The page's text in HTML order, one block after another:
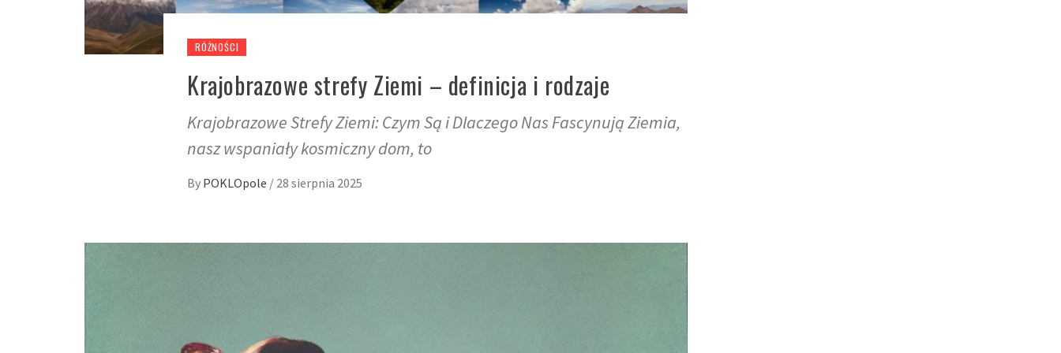
RÓŻNOŚCI
Krajobrazowe strefy Ziemi – definicja i rodzaje
Krajobrazowe Strefy Ziemi: Czym Są i Dlaczego Nas Fascynują Ziemia,
nasz wspaniały kosmiczny dom, to
By POKLOpole / 28 sierpnia 2025